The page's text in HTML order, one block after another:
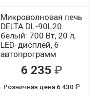
Микроволновая печь
DELTA DL-90L20
белый: 700 Вт, 20 л,
LED-дисплей, 6
автопрограмм
6 235
Розничная цена 6 430